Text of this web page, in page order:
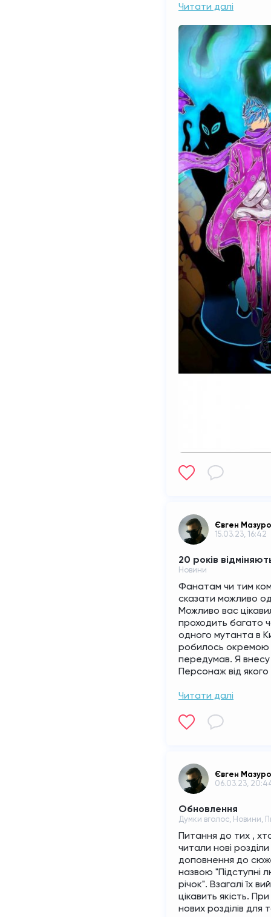
Читати далі
Євген
15.03.23, 16:42
20 років
Новини
Фанатам чи тим
сказати можливо
Можливо вас
проходить багато
одного мутанта в
робилось окремою
передумав. Я
Персонаж від
Читати далі
Євген
06.03.23,
Обновлення
Думки вголос, Новини,
Питання до тих ,
читали нові
доповнення до
назвою "Підступні
річок". Взагалі їх
цікавить якість.
нових розділів для